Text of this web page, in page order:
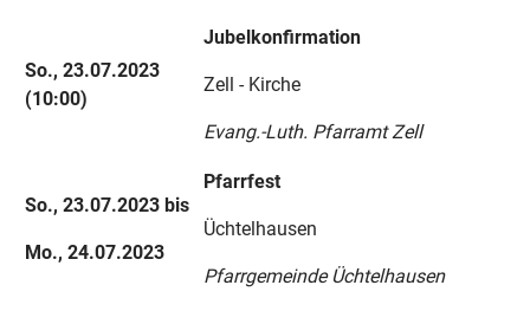
So., 23.07.2023
(10:00)
Jubelkonfirmation
Zell - Kirche
Evang.-Luth. Pfarramt Zell
So., 23.07.2023 bis
Mo., 24.07.2023
Pfarrfest
Üchtelhausen
Pfarrgemeinde Üchtelhausen